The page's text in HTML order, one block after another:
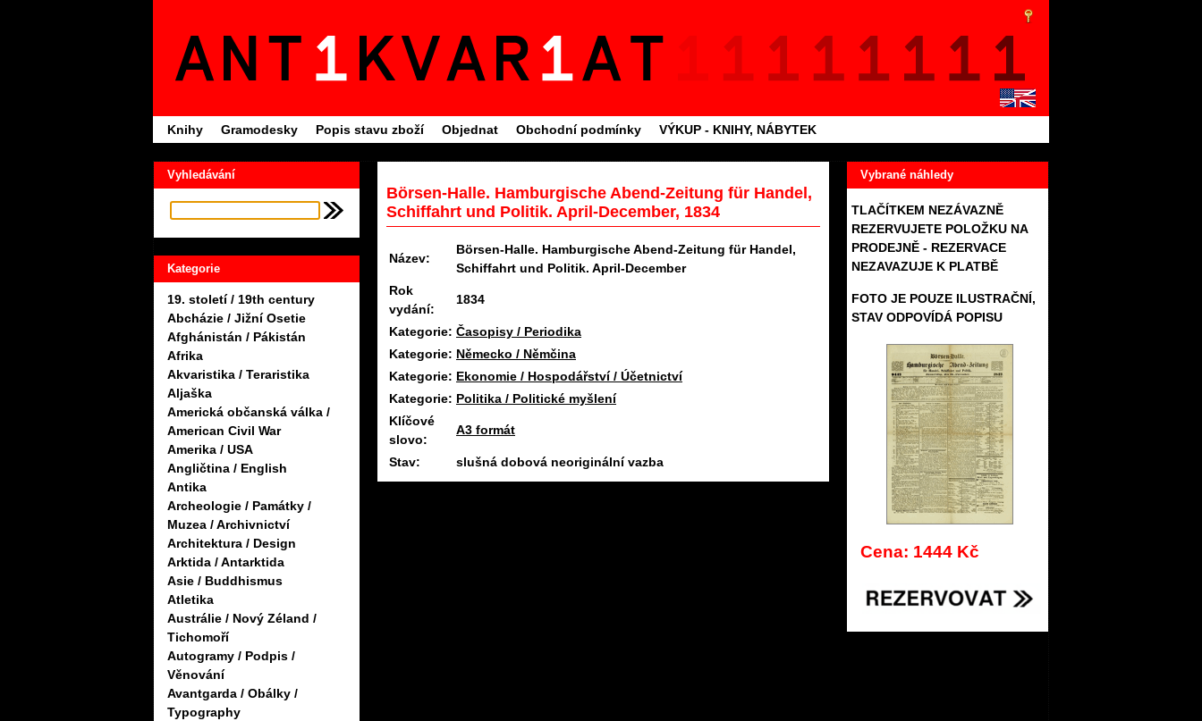
Knihy Gramodesky Popis stavu zboží Objednat Obchodní podmínky VÝKUP - KNIHY, NÁBYTEK
Vyhledávání
Kategorie
19. století / 19th century
Abcházie / Jižní Osetie
Afghánistán / Pákistán
Afrika
Akvaristika / Teraristika
Aljaška
Americká občanská válka /
American Civil War
Amerika / USA
Angličtina / English
Antika
Archeologie / Památky /
Muzea / Archivnictví
Architektura / Design
Arktida / Antarktida
Asie / Buddhismus
Atletika
Austrálie / Nový Zéland /
Tichomoří
Autogramy / Podpis /
Věnování
Avantgarda / Obálky /
Typography
Vybrané náhledy
TLAČÍTKEM NEZÁVAZNĚ
REZERVUJETE POLOŽKU NA
PRODEJNĚ - REZERVACE
NEZAVAZUJE K PLATBĚ
FOTO JE POUZE ILUSTRAČNÍ,
STAV ODPOVÍDÁ POPISU
Cena: 1444 Kč
Börsen-Halle. Hamburgische Abend-Zeitung für Handel,
Schiffahrt und Politik. April-December, 1834
Název:
Börsen-Halle. Hamburgische Abend-Zeitung für Handel,
Schiffahrt und Politik. April-December
Rok
vydání:
1834
Kategorie: Časopisy / Periodika
Kategorie: Německo / Němčina
Kategorie: Ekonomie / Hospodářství / Účetnictví
Kategorie: Politika / Politické myšlení
Klíčové
slovo:
A3 formát
Stav: slušná dobová neoriginální vazba